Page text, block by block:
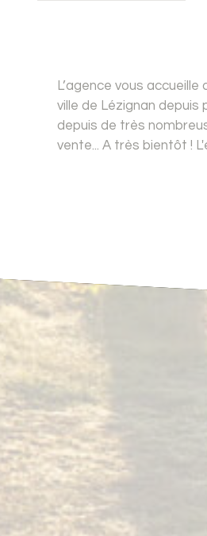
L’agence vous
ville de Lézignan
depuis de très
vente... A très bientôt !